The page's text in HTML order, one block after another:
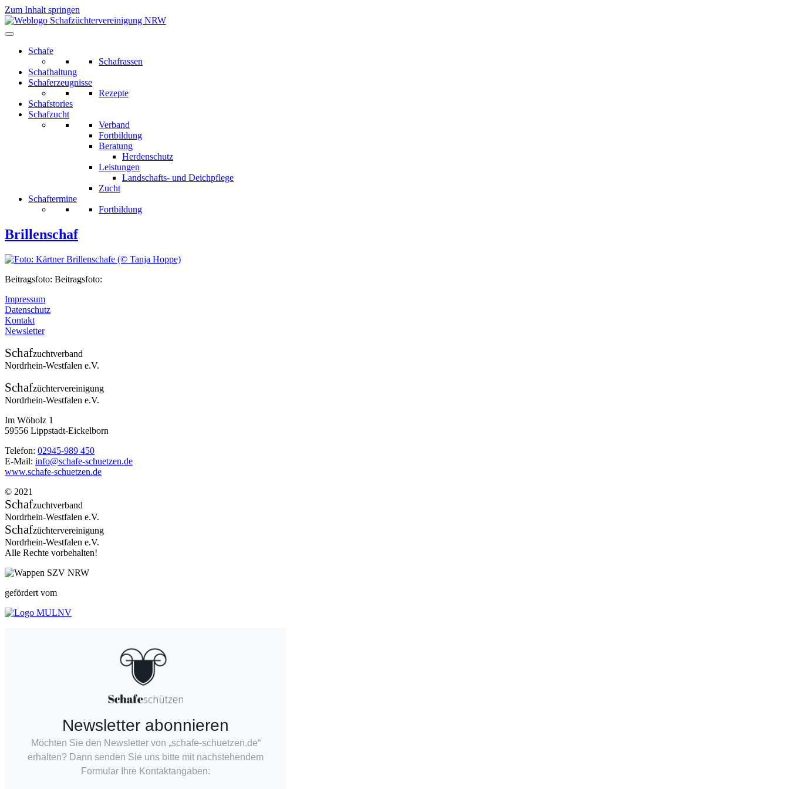
Zum Inhalt springen
Schafe
Schafrassen
Schafhaltung
Schaferzeugnisse
Rezepte
Schafstories
Schafzucht
Verband
Fortbildung
Beratung
Herdenschutz
Leistungen
Landschafts- und Deichpflege
Zucht
Schaftermine
Fortbildung
Brillenschaf
Beitragsfoto: Beitragsfoto:
Impressum
Datenschutz
Kontakt
Newsletter
Schafzuchtverband
Nordrhein-Westfalen e.V.
Schafzüchtervereinigung
Nordrhein-Westfalen e.V.
Im Wöholz 1
59556 Lippstadt-Eickelborn
Telefon: 02945-989 450
E-Mail: info@schafe-schuetzen.de
www.schafe-schuetzen.de
© 2021
Schafzuchtverband
Nordrhein-Westfalen e.V.
Schafzüchtervereinigung
Nordrhein-Westfalen e.V.
Alle Rechte vorbehalten!
gefördert vom
Newsletter abonnieren
Möchten Sie den Newsletter von „schafe-schuetzen.de“
erhalten? Dann senden Sie uns bitte mit nachstehendem
Formular Ihre Kontaktangaben: